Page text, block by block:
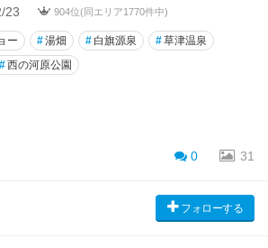
23 904位(同エリア1770件中)
ー #湯畑 # 白旗源泉 #草津温泉
#西の河原公園
0 31
フォローする